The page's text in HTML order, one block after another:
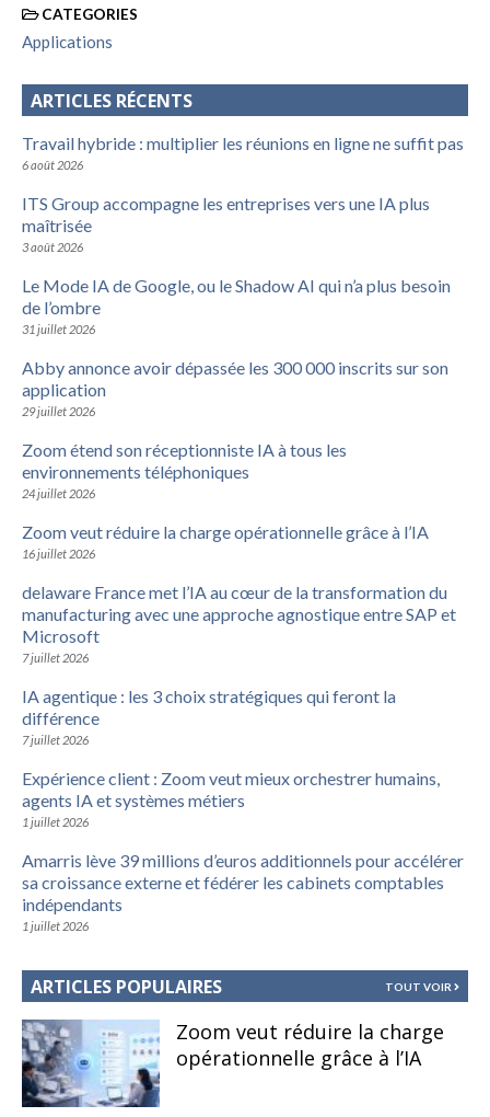
CATEGORIES
Applications
ARTICLES RÉCENTS
Travail hybride : multiplier les réunions en ligne ne suffit pas
6 août 2026
ITS Group accompagne les entreprises vers une IA plus
maîtrisée
3 août 2026
Le Mode IA de Google, ou le Shadow AI qui n’a plus besoin
de l’ombre
31 juillet 2026
Abby annonce avoir dépassée les 300 000 inscrits sur son
application
29 juillet 2026
Zoom étend son réceptionniste IA à tous les
environnements téléphoniques
24 juillet 2026
Zoom veut réduire la charge opérationnelle grâce à l’IA
16 juillet 2026
delaware France met l’IA au cœur de la transformation du
manufacturing avec une approche agnostique entre SAP et
Microsoft
7 juillet 2026
IA agentique : les 3 choix stratégiques qui feront la
différence
7 juillet 2026
Expérience client : Zoom veut mieux orchestrer humains,
agents IA et systèmes métiers
1 juillet 2026
Amarris lève 39 millions d’euros additionnels pour accélérer
sa croissance externe et fédérer les cabinets comptables
indépendants
1 juillet 2026
ARTICLES POPULAIRES TOUT VOIR
Zoom veut réduire la charge
opérationnelle grâce à l’IA